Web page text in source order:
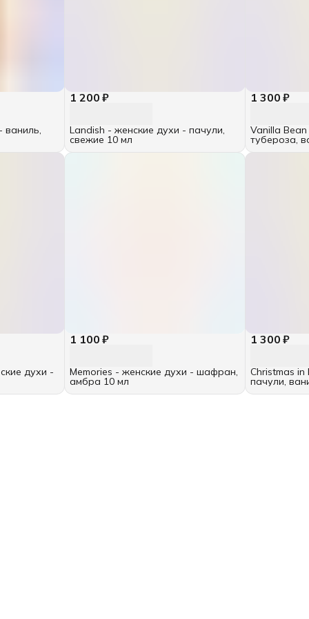
ваниль,
1 200 ₽
Landish - женские духи - пачули,
свежие 10 мл
1 300 ₽
Vanilla
тубероза,
духи -
1 100 ₽
Memories - женские духи - шафран,
амбра 10 мл
1 300 ₽
Christmas
пачули,